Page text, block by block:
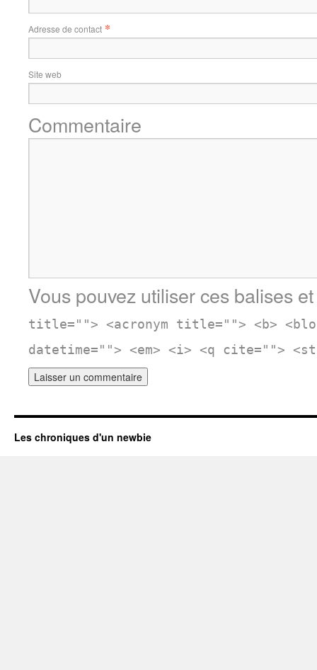
Adresse de contact *
Site web
Commentaire
Vous pouvez utiliser ces balises
title=""> <acronym title=""> <b>
datetime=""> <em> <i> <q cite="">
Les chroniques d'un newbie